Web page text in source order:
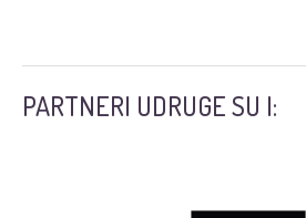
PARTNERI UDRUGE SU I: